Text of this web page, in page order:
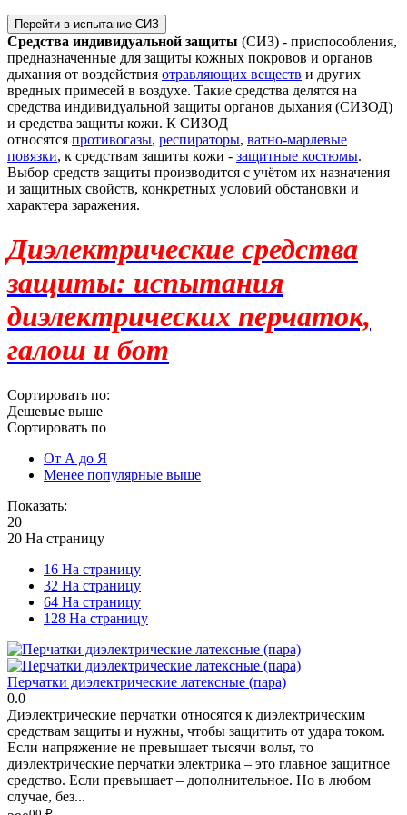
Средства индивидуальной защиты (СИЗ) - приспособления,
предназначенные для защиты кожных покровов и органов
дыхания от воздействия отравляющих веществ и других
вредных примесей в воздухе. Такие средства делятся на
средства индивидуальной защиты органов дыхания (СИЗОД)
и средства защиты кожи. К СИЗОД
относятся противогазы, респираторы, ватно-марлевые
повязки, к средствам защиты кожи - защитные костюмы.
Выбор средств защиты производится с учётом их назначения
и защитных свойств, конкретных условий обстановки и
характера заражения.
Диэлектрические средства
защиты: испытания
диэлектрических перчаток,
галош и бот
Сортировать по:
Дешевые выше
Сортировать по
От А до Я
Менее популярные выше
Показать:
20
20 На страницу
16 На страницу
32 На страницу
64 На страницу
128 На страницу
Перчатки диэлектрические латексные (пара)
0.0
Диэлектрические перчатки относятся к диэлектрическим
средствам защиты и нужны, чтобы защитить от удара током.
Если напряжение не превышает тысячи вольт, то
диэлектрические перчатки электрика – это главное защитное
средство. Если превышает – дополнительное. Но в любом
случае, без...